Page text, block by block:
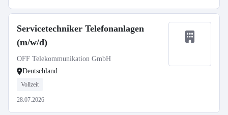
Servicetechniker Telefonanlagen
(m/w/d)
OFF Telekommunikation GmbH
Deutschland
Vollzeit
28.07.2026